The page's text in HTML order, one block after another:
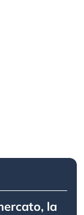
la